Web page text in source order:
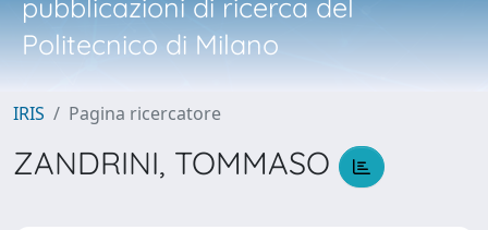
pubblicazioni di ricerca del
Politecnico di Milano
IRIS Pagina ricercatore
ZANDRINI, TOMMASO